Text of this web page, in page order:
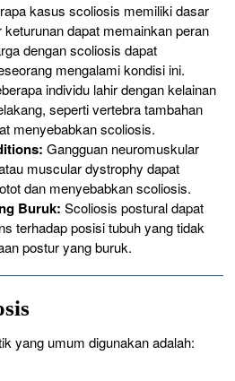
kasus scoliosis memiliki dasar
dapat memainkan peran
dengan scoliosis dapat
mengalami kondisi ini.
individu lahir dengan kelainan
seperti vertebra tambahan
menyebabkan scoliosis.
Gangguan neuromuskular
muscular dystrophy dapat
dan menyebabkan scoliosis.
Buruk: Scoliosis postural dapat
terhadap posisi tubuh yang tidak
postur yang buruk.
yang umum digunakan adalah: